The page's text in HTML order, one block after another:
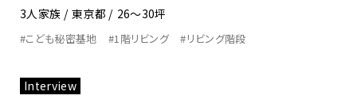
3人家族 東京都 26〜30坪
#こども秘密基地 #1階リビング #リビング階段
Interview